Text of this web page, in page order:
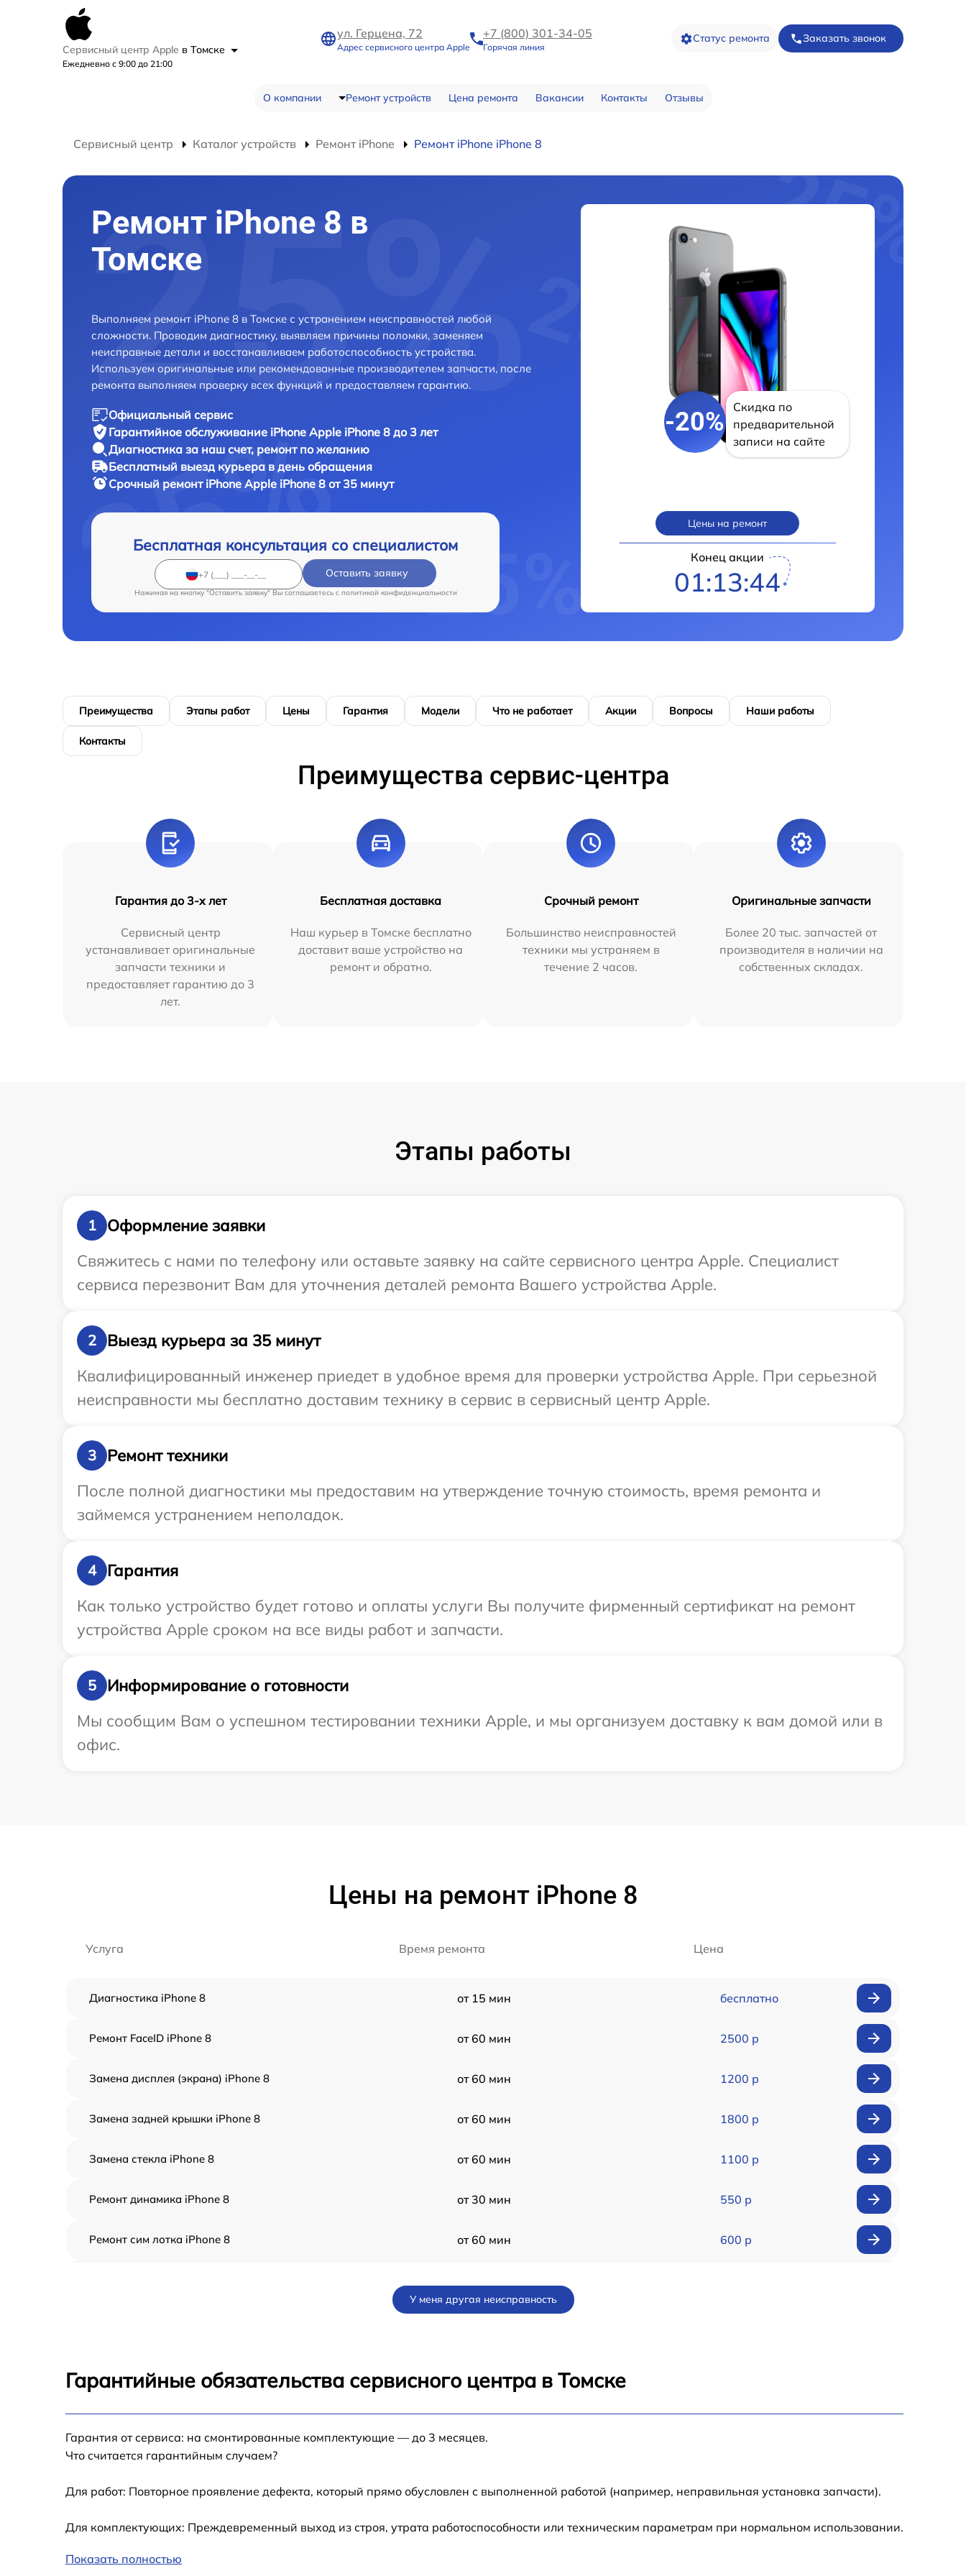
Сервисный центр Apple в Томске
Ежедневно с 9:00 до 21:00
ул. Герцена, 72
Адрес сервисного центра Apple
+7 (800) 301-34-05
Горячая линия
Статус ремонта Заказать звонок
О компании Ремонт устройств Цена ремонта Вакансии Контакты Отзывы
Сервисный центр Каталог устройств Ремонт iPhone Ремонт iPhone iPhone 8
Ремонт iPhone 8 в
Томске
Выполняем ремонт iPhone 8 в Томске с устранением неисправностей любой
сложности. Проводим диагностику, выявляем причины поломки, заменяем
неисправные детали и восстанавливаем работоспособность устройства.
Используем оригинальные или рекомендованные производителем запчасти, после
ремонта выполняем проверку всех функций и предоставляем гарантию.
Официальный сервис
Гарантийное обслуживание iPhone Apple iPhone 8 до 3 лет
Диагностика за наш счет, ремонт по желанию
Бесплатный выезд курьера в день обращения
Срочный ремонт iPhone Apple iPhone 8 от 35 минут
Бесплатная консультация со специалистом
Оставить заявку
Нажимая на кнопку "Оставить заявку" Вы соглашаетесь c политикой конфиденциальности
-20%
Скидка по
предварительной
записи на сайте
Цены на ремонт
Конец акции
01:13:43
Преимущества Этапы работ Цены Гарантия Модели Что не работает Акции Вопросы Наши работы
Контакты
Преимущества сервис-центра
Гарантия до 3-х лет
Сервисный центр
устанавливает оригинальные
запчасти техники и
предоставляет гарантию до 3
лет.
Бесплатная доставка
Наш курьер в Томске бесплатно
доставит ваше устройство на
ремонт и обратно.
Срочный ремонт
Большинство неисправностей
техники мы устраняем в
течение 2 часов.
Оригинальные запчасти
Более 20 тыс. запчастей от
производителя в наличии на
собственных складах.
Этапы работы
1
Оформление заявки
Свяжитесь с нами по телефону или оставьте заявку на сайте сервисного центра Apple. Специалист
сервиса перезвонит Вам для уточнения деталей ремонта Вашего устройства Apple.
2
Выезд курьера за 35 минут
Квалифицированный инженер приедет в удобное время для проверки устройства Apple. При серьезной
неисправности мы бесплатно доставим технику в сервис в сервисный центр Apple.
3
Ремонт техники
После полной диагностики мы предоставим на утверждение точную стоимость, время ремонта и
займемся устранением неполадок.
4
Гарантия
Как только устройство будет готово и оплаты услуги Вы получите фирменный сертификат на ремонт
устройства Apple сроком на все виды работ и запчасти.
5
Информирование о готовности
Мы сообщим Вам о успешном тестировании техники Apple, и мы организуем доставку к вам домой или в
офис.
Цены на ремонт iPhone 8
Услуга Время ремонта Цена
Диагностика iPhone 8 от 15 мин бесплатно
Ремонт FaceID iPhone 8 от 60 мин 2500 р
Замена дисплея (экрана) iPhone 8 от 60 мин 1200 р
Замена задней крышки iPhone 8 от 60 мин 1800 р
Замена стекла iPhone 8 от 60 мин 1100 р
Ремонт динамика iPhone 8 от 30 мин 550 р
Ремонт сим лотка iPhone 8 от 60 мин 600 р
Замена стекла камеры iPhone 8 от 60 мин
Замена разъема зарядки iPhone 8 от 60 мин 5900 р
Замена Wi-Fi iPhone 8
У меня другая неисправность
Гарантийные обязательства сервисного центра в Томске
Гарантия от сервиса: на смонтированные комплектующие — до 3 месяцев.
Что считается гарантийным случаем?
Для работ: Повторное проявление дефекта, который прямо обусловлен с выполненной работой (например, неправильная установка запчасти).
Для комплектующих: Преждевременный выход из строя, утрата работоспособности или техническим параметрам при нормальном использовании.
Показать полностью